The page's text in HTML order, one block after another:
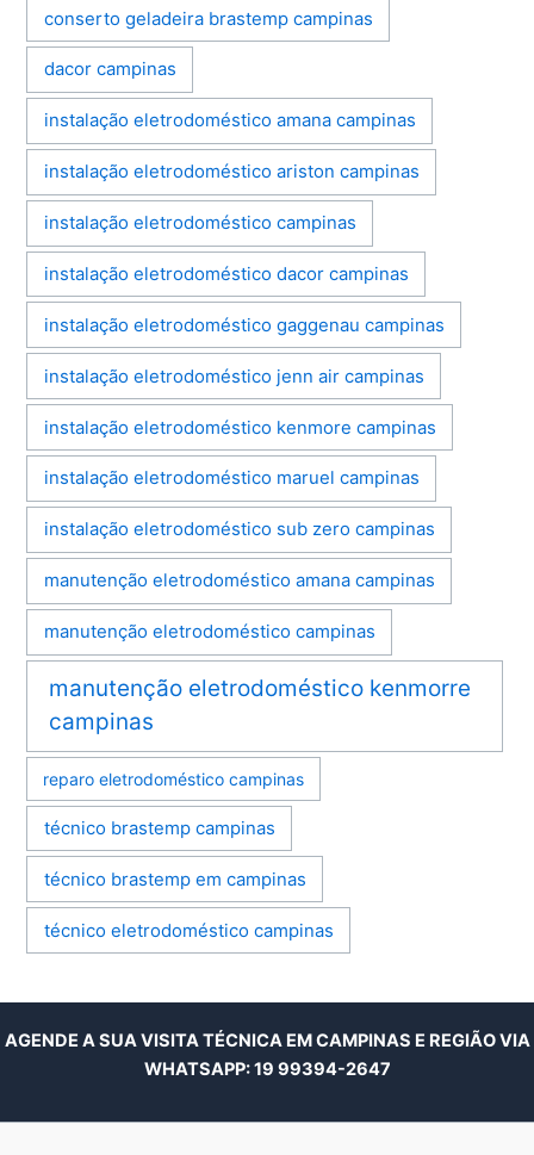
conserto geladeira brastemp campinas
dacor campinas
instalação eletrodoméstico amana campinas
instalação eletrodoméstico ariston campinas
instalação eletrodoméstico campinas
instalação eletrodoméstico dacor campinas
instalação eletrodoméstico gaggenau campinas
instalação eletrodoméstico jenn air campinas
instalação eletrodoméstico kenmore campinas
instalação eletrodoméstico maruel campinas
instalação eletrodoméstico sub zero campinas
manutenção eletrodoméstico amana campinas
manutenção eletrodoméstico campinas
manutenção eletrodoméstico kenmorre
campinas
reparo eletrodoméstico campinas
técnico brastemp campinas
técnico brastemp em campinas
técnico eletrodoméstico campinas
AGENDE A SUA VISITA TÉCNICA EM CAMPINAS E REGIÃO VIA
WHATSAPP:19 99394-2647